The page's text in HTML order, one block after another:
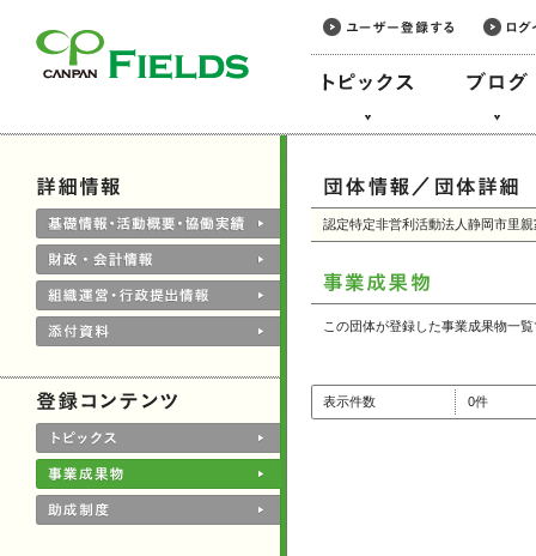
認定特定非営利活動法人静岡市里
この団体が登録した事業成果物一
表示件数 0件